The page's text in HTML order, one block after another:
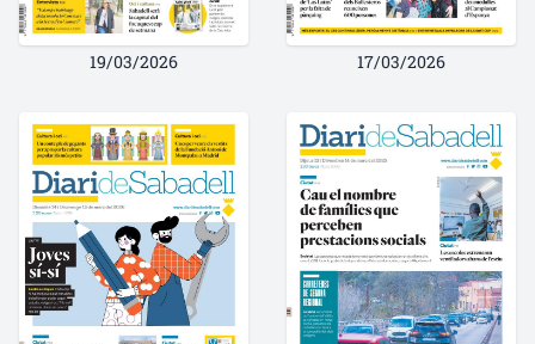
19/03/2026 17/03/2026